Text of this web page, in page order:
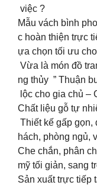
việc ?
️Mẫu vách bình
c hoàn thiện trực
ựa chọn tối ưu
Vừa là món đồ
ng thủy ” Thuận
lộc cho gia chủ –
Chất liệu gỗ tự
Thiết kế gấp gọn,
hách, phòng ngủ,
Che chắn, phân
mỹ tối giản, sang
Sản xuất trực tiếp